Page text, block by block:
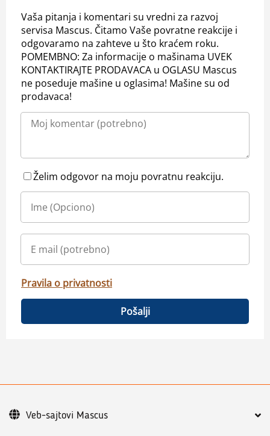
Vaša pitanja i komentari su vredni za razvoj
servisa Mascus. Čitamo Vaše povratne reakcije i
odgovaramo na zahteve u što kraćem roku.
POMEMBNO: Za informacije o mašinama UVEK
KONTAKTIRAJTE PRODAVACA u OGLASU Mascus
ne poseduje mašine u oglasima! Mašine su od
prodavaca!
Želim odgovor na moju povratnu reakciju.
Pravila o privatnosti
Pošalji
Veb-sajtovi Mascus